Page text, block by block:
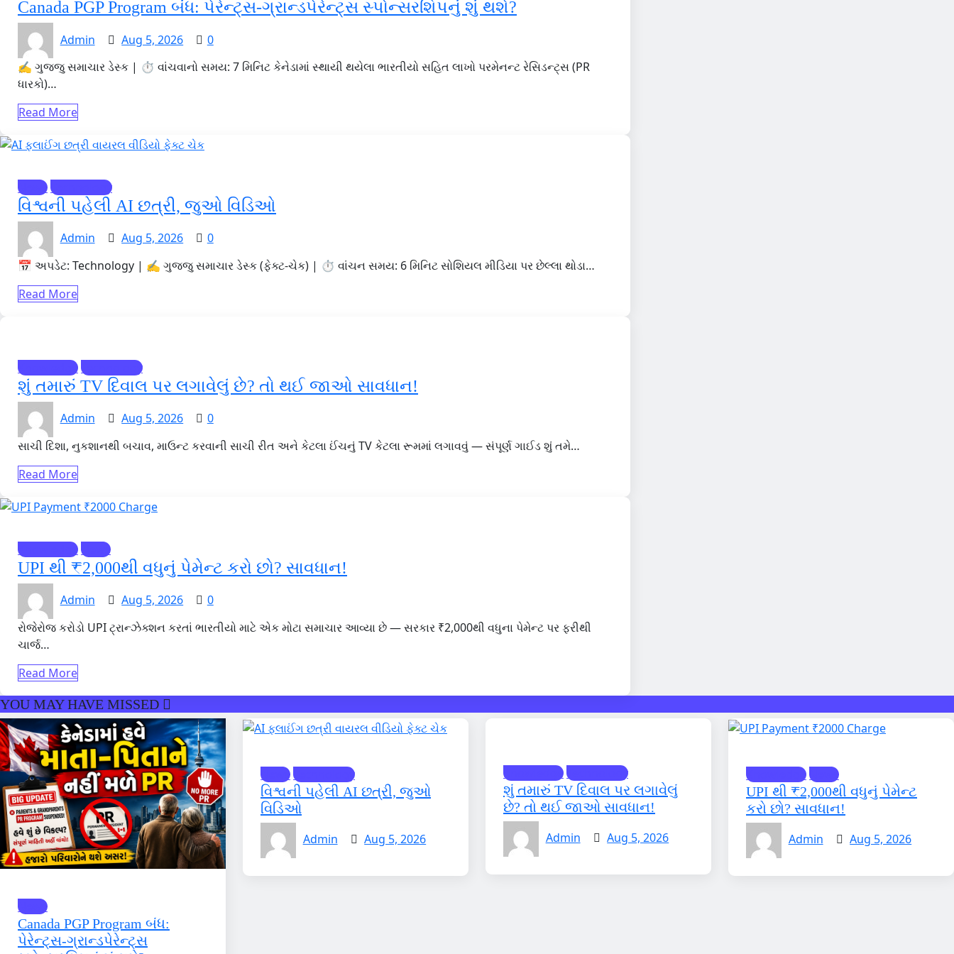
Canada PGP Program બંધ: પેરેન્ટ્સ-ગ્રાન્ડપેરેન્ટ્સ સ્પોન્સરશિપનું શું થશે?
Admin Aug 5, 2026
0
✍️ ગુજ્જુ સમાચાર ડેસ્ક | ⏱️ વાંચવાનો સમય: 7 મિનિટ કેનેડામાં સ્થાયી થયેલા ભારતીયો સહિત લાખો પરમેનન્ટ રેસિડન્ટ્સ (PR
ધારકો)…
Read More
NewsTechnology
વિશ્વની પહેલી AI છત્રી, જુઓ વિડિઓ
Admin Aug 5, 2026
0
📅 અપડેટ: Technology | ✍️ ગુજ્જુ સમાચાર ડેસ્ક (ફેક્ટ-ચેક) | ⏱️ વાંચન સમય: 6 મિનિટ સોશિયલ મીડિયા પર છેલ્લા થોડા…
Read More
KnowledgeTechnology
શું તમારું TV દિવાલ પર લગાવેલું છે? તો થઈ જાઓ સાવધાન!
Admin Aug 5, 2026
0
સાચી દિશા, નુકશાનથી બચાવ, માઉન્ટ કરવાની સાચી રીત અને કેટલા ઈંચનું TV કેટલા રૂમમાં લગાવવું — સંપૂર્ણ ગાઈડ શું તમે…
Read More
KnowledgeNews
UPI થી ₹2,000થી વધુનું પેમેન્ટ કરો છો? સાવધાન!
Admin Aug 5, 2026
0
રોજેરોજ કરોડો UPI ટ્રાન્ઝેક્શન કરતાં ભારતીયો માટે એક મોટા સમાચાર આવ્યા છે — સરકાર ₹2,000થી વધુના પેમેન્ટ પર ફરીથી
ચાર્જ…
Read More
YOU MAY HAVE MISSED
News
Canada PGP Program બંધ:
પેરેન્ટ્સ-ગ્રાન્ડપેરેન્ટ્સ
NewsTechnology
વિશ્વની પહેલી AI છત્રી, જુઓ
વિડિઓ
Admin
Aug 5, 2026
KnowledgeTechnology
શું તમારું TV દિવાલ પર લગાવેલું
છે? તો થઈ જાઓ સાવધાન!
Admin
Aug 5, 2026
KnowledgeNews
UPI થી ₹2,000થી વધુનું પેમેન્ટ
કરો છો? સાવધાન!
Admin
Aug 5, 2026